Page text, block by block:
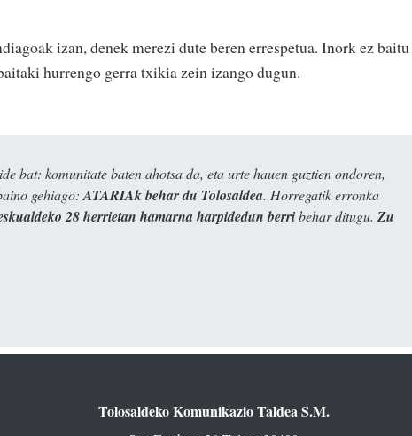
izan, denek merezi dute beren errespetua. Inork ez baitu
hurrengo gerra txikia zein izango dugun.
bat: komunitate baten ahotsa da, eta urte hauen guztien ondoren,
gehiago:ATARIAk behar du Tolosaldea. Horregatik erronka
28 herrietan hamarna harpidedun berribehar ditugu. Zu
Tolosaldeko Komunikazio Taldea S.M.